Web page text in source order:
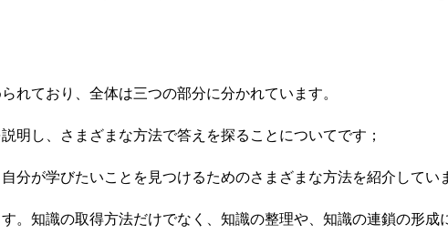
れており、全体は三つの部分に分かれています。
明し、さまざまな方法で答えを探ることについてです；
分が学びたいことを見つけるためのさまざまな方法を紹介してい
。知識の取得方法だけでなく、知識の整理や、知識の連鎖の形成